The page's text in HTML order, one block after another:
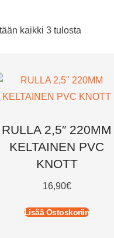
kaikki 3 tulosta
RULLA 2,5″ 220MM
KELTAINEN PVC
KNOTT
16,90€
Lisää Ostoskoriin